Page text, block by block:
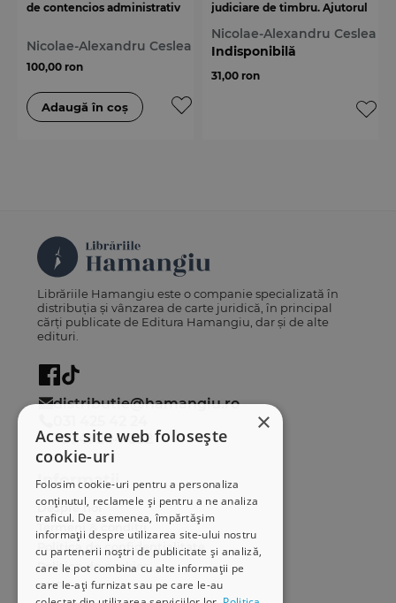
de contencios administrativ
Nicolae-Alexandru Ceslea
100,00 ron
judiciare de timbru. Ajutorul
judiciara comentata
Nicolae-Alexandru Ceslea
Indisponibilă
31,00 ron
×
Acest site web folosește
cookie-uri
Folosim cookie-uri pentru a personaliza
conținutul, reclamele și pentru a ne analiza
traficul. De asemenea, împărtășim
informații despre utilizarea site-ului nostru
cu partenerii noștri de publicitate și analiză,
care le pot combina cu alte informații pe
care le-ați furnizat sau pe care le-au
Librăriile Hamangiu este o companie specializată în
distribuția și vânzarea de carte juridică, în principal
cărți publicate de Editura Hamangiu, dar și de alte
edituri.
distributie@hamangiu.ro
0741 244 032
Informații
Despre noi
Termeni & condiții
Politica de confidențialitate
Politica de cookies
ANPC